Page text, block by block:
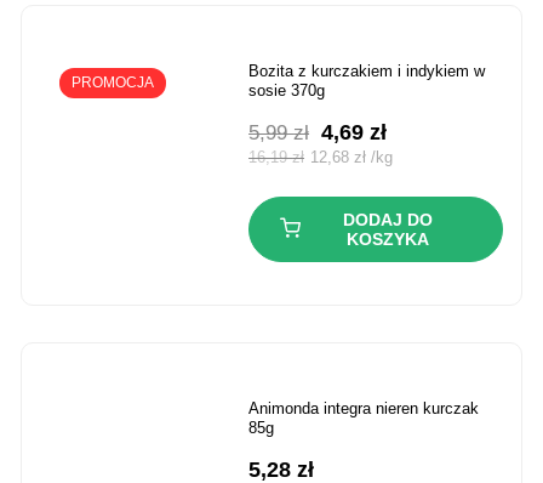
PROMOCJA
bozita z kurczakiem i indykiem w
sosie 370g
5,99zł Pierwotna
cena
5,99 zł.
4,69złAktualna
cena
4,69 zł.
16,19zł 12,68 zł /kg
DODAJ DO
KOSZYKA
animonda integra nieren kurczak
85g
5,28zł